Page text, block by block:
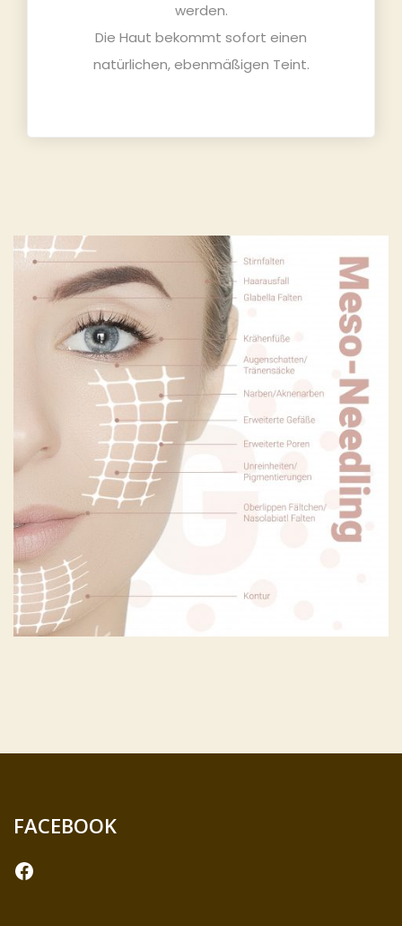
werden.
Die Haut bekommt sofort einen
natürlichen, ebenmäßigen Teint.
FACEBOOK
Facebook